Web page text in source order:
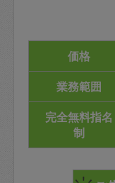
価格
業務範囲
完全無料指名
制